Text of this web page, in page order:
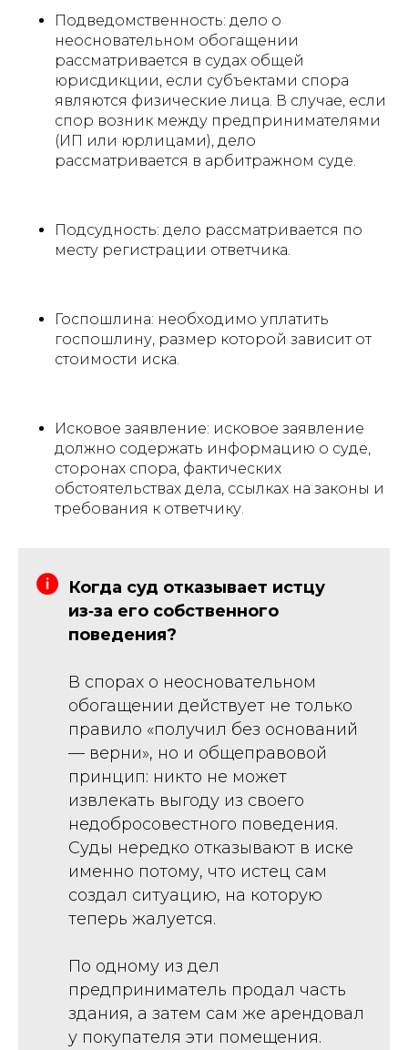
Подведомственность: дело о
неосновательном обогащении
рассматривается в судах общей
юрисдикции, если субъектами спора
являются физические лица. В случае, если
спор возник между предпринимателями
(ИП или юрлицами), дело
рассматривается в арбитражном суде.
Подсудность: дело рассматривается по
месту регистрации ответчика.
Госпошлина: необходимо уплатить
госпошлину, размер которой зависит от
стоимости иска.
Исковое заявление: исковое заявление
должно содержать информацию о суде,
сторонах спора, фактических
обстоятельствах дела, ссылках на законы и
требования к ответчику.
Когда суд отказывает истцу
из‑за его собственного
поведения?
В спорах о неосновательном
обогащении действует не только
правило «получил без оснований
— верни», но и общеправовой
принцип: никто не может
извлекать выгоду из своего
недобросовестного поведения.
Суды нередко отказывают в иске
именно потому, что истец сам
создал ситуацию, на которую
теперь жалуется.
По одному из дел
предприниматель продал часть
здания, а затем сам же арендовал
у покупателя эти помещения.